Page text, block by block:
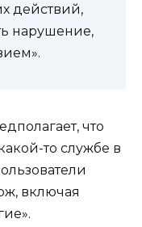
действий,
нарушение,
что
то службе в
включая